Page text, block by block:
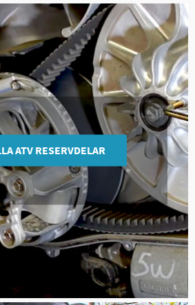
ATV RESERVDELAR